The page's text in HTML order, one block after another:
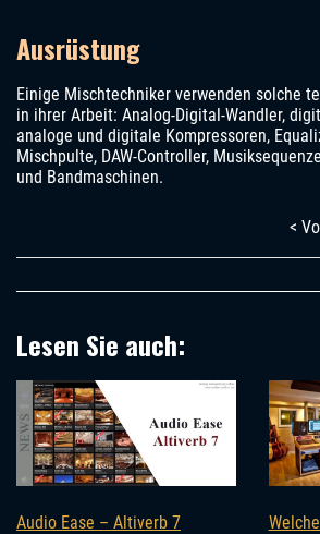
Ausrüstung
Einige Mischtechniker verwenden solche
in ihrer Arbeit: Analog-Digital-Wandler,
analoge und digitale Kompressoren,
Mischpulte, DAW-Controller,
und Bandmaschinen.
<
Lesen Sie auch:
Audio Ease – Altiverb 7